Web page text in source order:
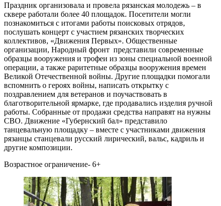
Праздник организовала и провела рязанская молодежь – в
сквере работали более 40 площадок. Посетители могли
познакомиться с итогами работы поисковых отрядов,
послушать концерт с участием рязанских творческих
коллективов, «Движения Первых». Общественные
организации, Народный фронт представили современные
образцы вооружения и трофеи из зоны специальной военной
операции, а также раритетные образцы вооружения времен
Великой Отечественной войны. Другие площадки помогали
вспомнить о героях войны, написать открытку с
поздравлением для ветеранов и поучаствовать в
благотворительной ярмарке, где продавались изделия ручной
работы. Собранные от продажи средства направят на нужны
СВО. Движение «Губернский бал» представило
танцевальную площадку – вместе с участниками движения
рязанцы станцевали русский лирический, вальс, кадриль и
другие композиции.
Возрастное ограничение- 6+